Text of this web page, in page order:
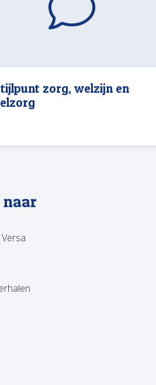
zorg, welzijn en